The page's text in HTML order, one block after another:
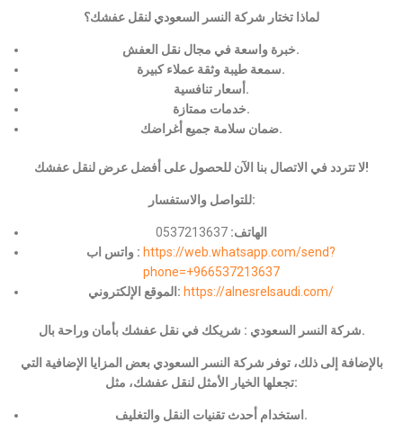
لماذا تختار شركة النسر السعودي لنقل عفشك؟
خبرة واسعة في مجال نقل العفش.
سمعة طيبة وثقة عملاء كبيرة.
أسعار تنافسية.
خدمات ممتازة.
ضمان سلامة جميع أغراضك.
لا تتردد في الاتصال بنا الآن للحصول على أفضل عرض لنقل عفشك!
للتواصل والاستفسار:
الهاتف: 0537213637
واتس اب : https://web.whatsapp.com/send?
phone=+966537213637
الموقع الإلكتروني: https://alnesrelsaudi.com/
شركة النسر السعودي : شريكك في نقل عفشك بأمان وراحة بال.
بالإضافة إلى ذلك، توفر شركة النسر السعودي بعض المزايا الإضافية التي
تجعلها الخيار الأمثل لنقل عفشك، مثل:
استخدام أحدث تقنيات النقل والتغليف.